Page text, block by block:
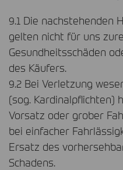
9.1 Die nachstehenden
gelten nicht für uns
Gesundheitsschäden
des Käufers.
9.2 Bei Verletzung
(sog. Kardinalpflichten)
Vorsatz oder grober
bei einfacher
Ersatz des
Schadens.